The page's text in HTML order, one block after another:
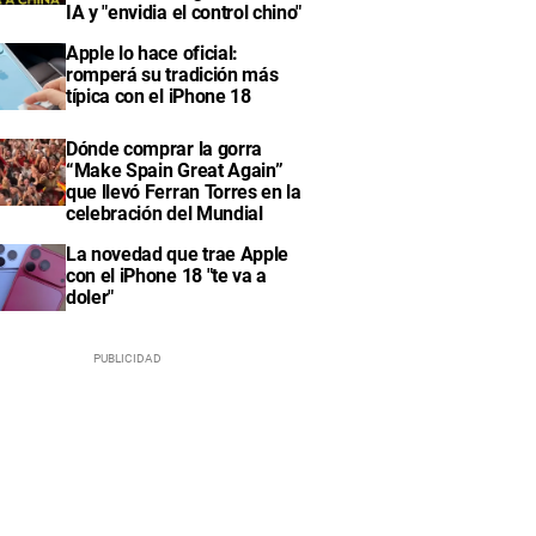
IA y "envidia el control chino"
Apple lo hace oficial:
romperá su tradición más
típica con el iPhone 18
Dónde comprar la gorra
“Make Spain Great Again”
que llevó Ferran Torres en la
celebración del Mundial
La novedad que trae Apple
con el iPhone 18 "te va a
doler"